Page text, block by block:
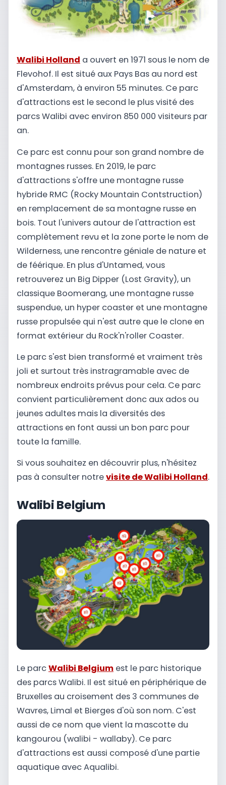
Walibi Holland a ouvert en 1971 sous le nom de
Flevohof. Il est situé aux Pays Bas au nord est
d'Amsterdam, à environ 55 minutes. Ce parc
d'attractions est le second le plus visité des
parcs Walibi avec environ 850 000 visiteurs par
an.
Ce parc est connu pour son grand nombre de
montagnes russes. En 2019, le parc
d'attractions s'offre une montagne russe
hybride RMC (Rocky Mountain Contstruction)
en remplacement de sa montagne russe en
bois. Tout l'univers autour de l'attraction est
complètement revu et la zone porte le nom de
Wilderness, une rencontre géniale de nature et
de féérique. En plus d'Untamed, vous
retrouverez un Big Dipper (Lost Gravity), un
classique Boomerang, une montagne russe
suspendue, un hyper coaster et une montagne
russe propulsée qui n'est autre que le clone en
format extérieur du Rock'n'roller Coaster.
Le parc s'est bien transformé et vraiment très
joli et surtout très instragramable avec de
nombreux endroits prévus pour cela. Ce parc
convient particulièrement donc aux ados ou
jeunes adultes mais la diversités des
attractions en font aussi un bon parc pour
toute la famille.
Si vous souhaitez en découvrir plus, n'hésitez
pas à consulter notrevisite de Walibi Holland.
Walibi Belgium
Le parcWalibi Belgium est le parc historique
des parcs Walibi. Il est situé en périphérique de
Bruxelles au croisement des 3 communes de
Wavres, Limal et Bierges d'où son nom. C'est
aussi de ce nom que vient la mascotte du
kangourou (walibi - wallaby). Ce parc
d'attractions est aussi composé d'une partie
aquatique avec Aqualibi.